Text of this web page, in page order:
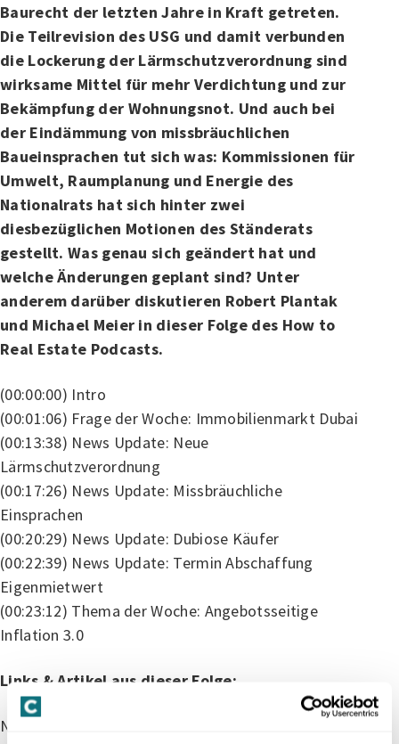
Baurecht der letzten Jahre in Kraft getreten.
Die Teilrevision des USG und damit verbunden
die Lockerung der Lärmschutzverordnung sind
wirksame Mittel für mehr Verdichtung und zur
Bekämpfung der Wohnungsnot. Und auch bei
der Eindämmung von missbräuchlichen
Baueinsprachen tut sich was: Kommissionen für
Umwelt, Raumplanung und Energie des
Nationalrats hat sich hinter zwei
diesbezüglichen Motionen des Ständerats
gestellt. Was genau sich geändert hat und
welche Änderungen geplant sind? Unter
anderem darüber diskutieren Robert Plantak
und Michael Meier in dieser Folge des How to
Real Estate Podcasts.
(00:00:00) Intro
(00:01:06) Frage der Woche: Immobilienmarkt Dubai
(00:13:38) News Update: Neue
Lärmschutzverordnung
(00:17:26) News Update: Missbräuchliche
Einsprachen
(00:20:29) News Update: Dubiose Käufer
(00:22:39) News Update: Termin Abschaffung
Eigenmietwert
(00:23:12) Thema der Woche: Angebotsseitige
Inflation 3.0
Links & Artikel aus dieser Folge:
Neue Lärmschutzverordnung: